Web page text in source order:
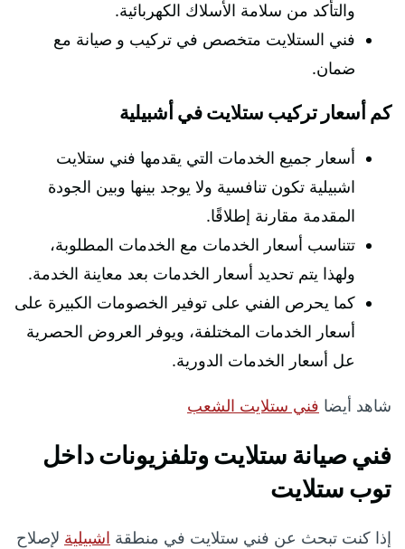
والتأكد من سلامة الأسلاك الكهربائية.
فني الستلايت متخصص في تركيب و صيانة مع
ضمان.
كم أسعار تركيب ستلايت في أشبيلية
أسعار جميع الخدمات التي يقدمها فني ستلايت
اشبيلية تكون تنافسية ولا يوجد بينها وبين الجودة
المقدمة مقارنة إطلاقًا.
تتناسب أسعار الخدمات مع الخدمات المطلوبة،
ولهذا يتم تحديد أسعار الخدمات بعد معاينة الخدمة.
كما يحرص الفني على توفير الخصومات الكبيرة على
أسعار الخدمات المختلفة، ويوفر العروض الحصرية
عل أسعار الخدمات الدورية.
شاهد أيضا فني ستلايت الشعب
فني صيانة ستلايت وتلفزيونات داخل
توب ستلايت
إذا كنت تبحث عن فني ستلايت في منطقة اشبيلية لإصلاح